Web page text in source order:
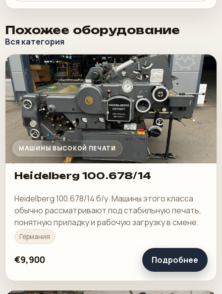
Похожее оборудование
Вся категория
МАШИНЫ ВЫСОКОЙ ПЕЧАТИ
Heidelberg 100.678/14
Heidelberg 100.678/14 б/у. Машины этого класса
обычно рассматривают под стабильную печать,
понятную приладку и рабочую загрузку в смене.
Германия
€9,900 Подробнее